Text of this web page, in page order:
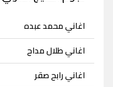
اغاني محمد عبده
اغاني طلال مداح
اغاني رابح صقر